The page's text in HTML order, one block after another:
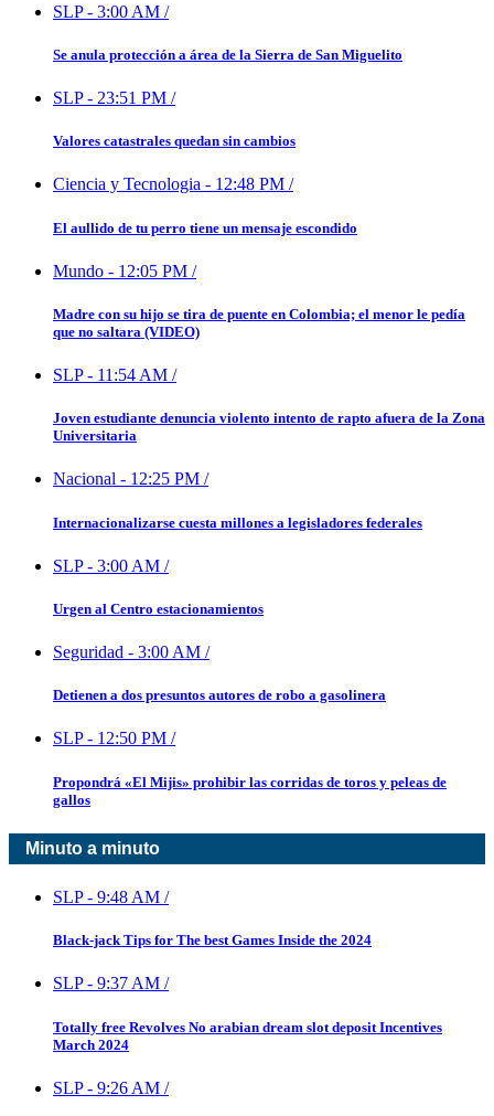
SLP- 3:00 AM /
Se anula protección a área de la Sierra de San Miguelito
SLP- 23:51 PM /
Valores catastrales quedan sin cambios
Ciencia y Tecnologia - 12:48 PM /
El aullido de tu perro tiene un mensaje escondido
Mundo - 12:05 PM /
Madre con su hijo se tira de puente en Colombia; el menor le pedía
que no saltara (VIDEO)
SLP- 11:54 AM /
Joven estudiante denuncia violento intento de rapto afuera de la Zona
Universitaria
Nacional - 12:25 PM /
Internacionalizarse cuesta millones a legisladores federales
SLP- 3:00 AM /
Urgen al Centro estacionamientos
Seguridad - 3:00 AM /
Detienen a dos presuntos autores de robo a gasolinera
SLP- 12:50 PM /
Propondrá «El Mijis» prohibir las corridas de toros y peleas de
gallos
Minuto a minuto
SLP- 9:48 AM /
Black-jack Tips for The best Games Inside the 2024
SLP- 9:37 AM /
Totally free Revolves No arabian dream slot deposit Incentives
March 2024
SLP- 9:26 AM /